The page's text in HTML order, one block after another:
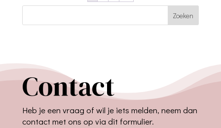
Zoeken
Contact
Heb je een vraag of wil je iets melden, neem dan
contact met ons op via dit formulier.